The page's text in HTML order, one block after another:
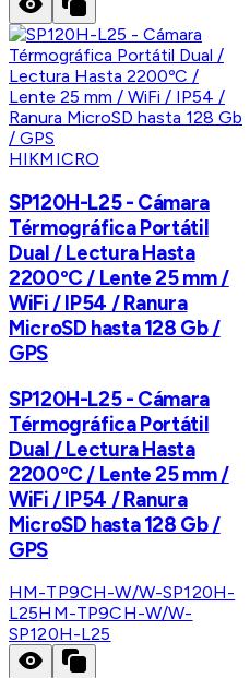
HIKMICRO
SP120H-L25 - Cámara
Térmográfica Portátil
Dual / Lectura Hasta
2200ºC / Lente 25 mm /
WiFi / IP54 / Ranura
MicroSD hasta 128 Gb /
GPS
SP120H-L25 - Cámara
Térmográfica Portátil
Dual / Lectura Hasta
2200ºC / Lente 25 mm /
WiFi / IP54 / Ranura
MicroSD hasta 128 Gb /
GPS
HM-TP9CH-W/W-SP120H-
L25HM-TP9CH-W/W-
SP120H-L25